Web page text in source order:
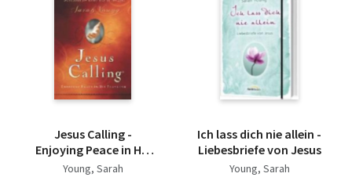
Jesus Calling -
Enjoying Peace in His
Presence
Young, Sarah
Ich lass dich nie allein -
Liebesbriefe von Jesus
Young, Sarah